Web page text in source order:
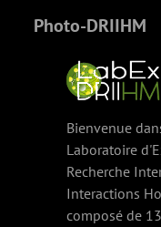
Photo-DRIIHM
Bienvenue
Laboratoire
Recherche
Interactions
composé de